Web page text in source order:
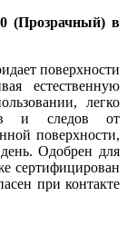
(Прозрачный) в
поверхности
естественную
легко
и следов от
поверхности,
Одобрен для
сертифицирован
при контакте